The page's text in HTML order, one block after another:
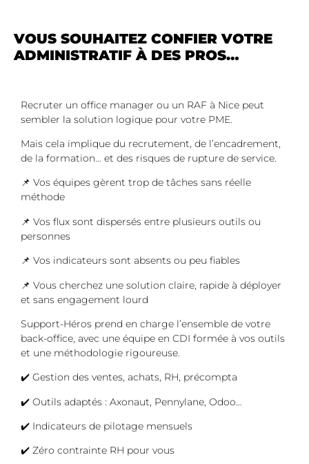
VOUS SOUHAITEZ CONFIER VOTRE
ADMINISTRATIF À DES PROS…
Recruter un office manager ou un RAF à Nice peut
sembler la solution logique pour votre PME.
Mais cela implique du recrutement, de l’encadrement,
de la formation… et des risques de rupture de service.
📌 Vos équipes gèrent trop de tâches sans réelle
méthode
📌 Vos flux sont dispersés entre plusieurs outils ou
personnes
📌 Vos indicateurs sont absents ou peu fiables
📌 Vous cherchez une solution claire, rapide à déployer
et sans engagement lourd
Support-Héros prend en charge l’ensemble de votre
back-office, avec une équipe en CDI formée à vos outils
et une méthodologie rigoureuse.
✔️ Gestion des ventes, achats, RH, précompta
✔️ Outils adaptés : Axonaut, Pennylane, Odoo…
✔️ Indicateurs de pilotage mensuels
✔️ Zéro contrainte RH pour vous